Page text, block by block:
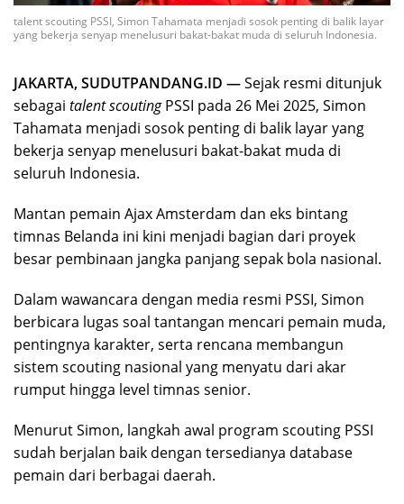
talent scouting PSSI, Simon Tahamata menjadi sosok penting di balik layar
yang bekerja senyap menelusuri bakat-bakat muda di seluruh Indonesia.
JAKARTA, SUDUTPANDANG.ID —Sejak resmi ditunjuk
sebagai talent scoutingPSSI pada 26 Mei 2025, Simon
Tahamata menjadi sosok penting di balik layar yang
bekerja senyap menelusuri bakat-bakat muda di
seluruh Indonesia.
Mantan pemain Ajax Amsterdam dan eks bintang
timnas Belanda ini kini menjadi bagian dari proyek
besar pembinaan jangka panjang sepak bola nasional.
Dalam wawancara dengan media resmi PSSI, Simon
berbicara lugas soal tantangan mencari pemain muda,
pentingnya karakter, serta rencana membangun
sistem scouting nasional yang menyatu dari akar
rumput hingga level timnas senior.
Menurut Simon, langkah awal program scouting PSSI
sudah berjalan baik dengan tersedianya database
pemain dari berbagai daerah.